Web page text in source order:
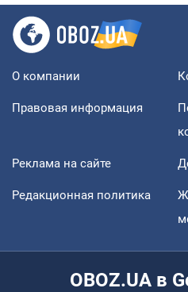
О компании
Правовая информация
Реклама на сайте
Редакционная политика
OBOZ.UA в